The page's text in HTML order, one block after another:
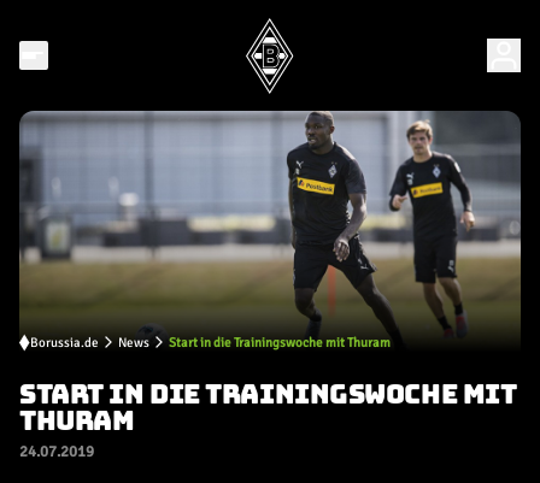
Borussia.de News Start in die Trainingswoche mit Thuram
START IN DIE TRAININGSWOCHE MIT
THURAM
24.07.2019